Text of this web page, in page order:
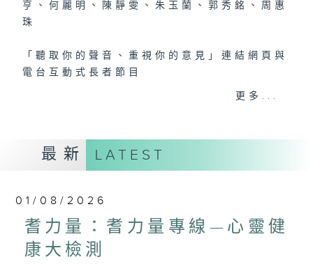
亨、何麗明、陳靜雯、朱玉蘭、郭秀銘、周惠
珠
「聽取你的聲音、重視你的意見」 連結網頁與
電台互動式長者節目
現代長者不再是孤獨一群，更不是弱勢社群，
因為憑著他們的生活體驗，已是作為後輩的學
習典範。
只要每位長者能重拾童心，人生下半場可以繼
續精彩！
<耆力量 >節目鼓勵長者增加自信、發揮潛
更多...
最新 LATEST
01/08/2026
耆力量：耆力量專線—心靈健
康大檢測